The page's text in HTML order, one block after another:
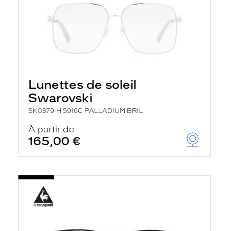
Lunettes de soleil
Swarovski
SK0379-H 5916C PALLADIUM BRIL
À partir de
165,00 €